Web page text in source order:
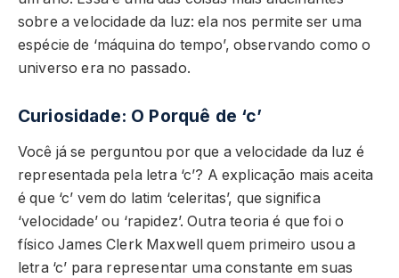
sobre a velocidade da luz: ela nos permite ser uma
espécie de ‘máquina do tempo’, observando como o
universo era no passado.
Curiosidade: O Porquê de ‘c’
Você já se perguntou por que a velocidade da luz é
representada pela letra ‘c’? A explicação mais aceita
é que ‘c’ vem do latim ‘celeritas’, que significa
‘velocidade’ ou ‘rapidez’. Outra teoria é que foi o
físico James Clerk Maxwell quem primeiro usou a
letra ‘c’ para representar uma constante em suas